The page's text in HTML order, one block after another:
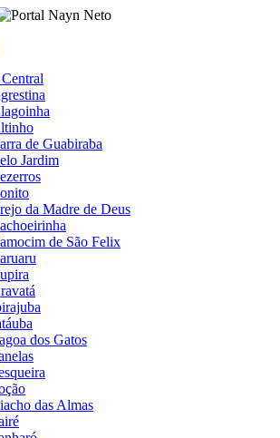
de Guabiraba
Jardim
da Madre de Deus
de São Felix
dos Gatos
das Almas